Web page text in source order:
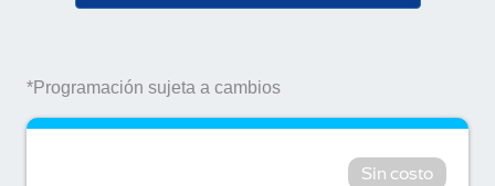
*Programación sujeta a cambios
Sin costo